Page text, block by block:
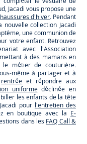
Jacadi vous propose une
d'hiver. Pendant
nouvelle collection Jacadi
une communion de
votre enfant. Retrouvez
avec l'Association
à des mamans en
le métier de couturière.
même à partager et à
rentrée et répondre aux
uniformedéclinée en
les enfants de la tête
pour l'entretien des
en boutique avec la E-
dans les FAQ Call &